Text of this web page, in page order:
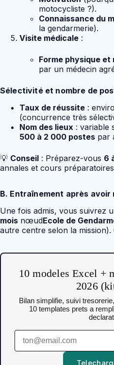
motocycliste ?).
Connaissance du
la gendarmerie).
Visite médicale :
Forme physique et
par un médecin
Sélectivité et nombre de
Taux de réussite :
(concurrence très
Nom des lieux : variable
500 à 2 000 postes par
💡 Conseil : Préparez-vous 6
annales et cours
B. Entraînement après
Une fois admis, vous suivrez
mois nœudEcole de
autre centre selon la
10 modeles Excel +
2026
Bilan simplifie, suivi
10 templates prets a